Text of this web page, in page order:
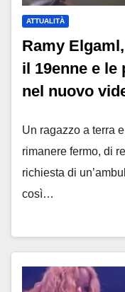
ATTUALITÀ
Ramy
il 19enne e le
nel nuovo
Un ragazzo a terra
rimanere fermo, di
richiesta di
così…